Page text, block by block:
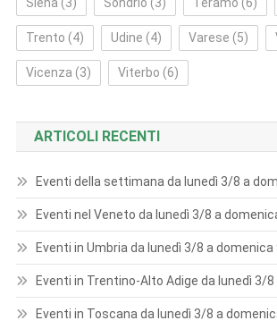
Trento (4) Udine (4) Varese (5)
Vicenza (3) Viterbo (6)
ARTICOLI RECENTI
Eventi della settimana da lunedì 3/8 a
Eventi nel Veneto da lunedì 3/8 a
Eventi in Umbria da lunedì 3/8 a domenica
Eventi in Trentino-Alto Adige da lunedì 3/
Eventi in Toscana da lunedì 3/8 a